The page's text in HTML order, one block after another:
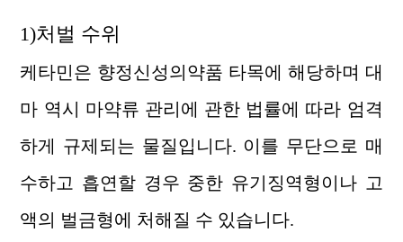
1)처벌 수위
케타민은 향정신성의약품 타목에 해당하며 대
마 역시 마약류 관리에 관한 법률에 따라 엄격
하게 규제되는 물질입니다. 이를 무단으로 매
수하고 흡연할 경우 중한 유기징역형이나 고
액의 벌금형에 처해질 수 있습니다.